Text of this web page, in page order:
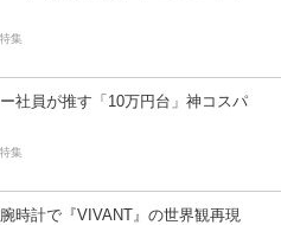
集
ー社員が推す「10万円台」神コスパ
集
腕時計で『VIVANT』の世界観再現